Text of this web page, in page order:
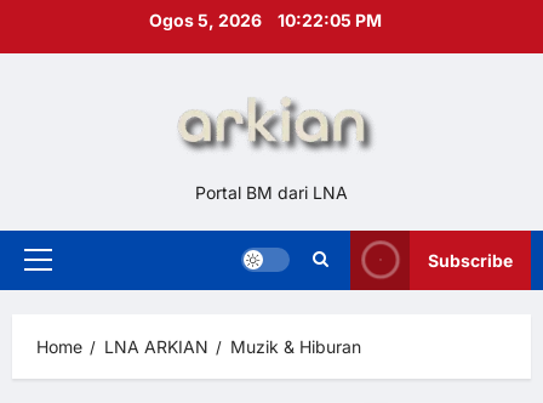
Ogos 5, 2026 10:22:05 PM
Portal BM dari LNA
Primary
Subscribe
Home LNA ARKIAN Muzik & Hiburan